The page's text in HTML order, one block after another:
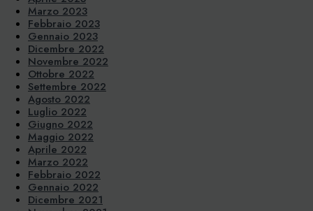
Marzo 2023
Febbraio 2023
Gennaio 2023
Dicembre 2022
Novembre 2022
Ottobre 2022
Settembre 2022
Agosto 2022
Luglio 2022
Giugno 2022
Maggio 2022
Aprile 2022
Marzo 2022
Febbraio 2022
Gennaio 2022
Dicembre 2021